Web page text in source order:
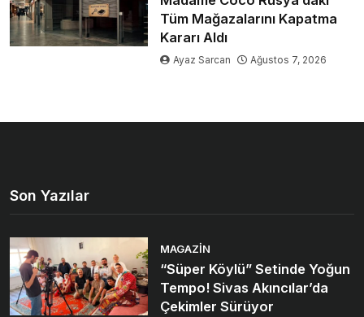
Tüm Mağazalarını Kapatma
Kararı Aldı
Ayaz Sarcan Ağustos 7, 2026
Son Yazılar
MAGAZIN
“Süper Köylü” Setinde Yoğun
Tempo! Sivas Akıncılar’da
Çekimler Sürüyor